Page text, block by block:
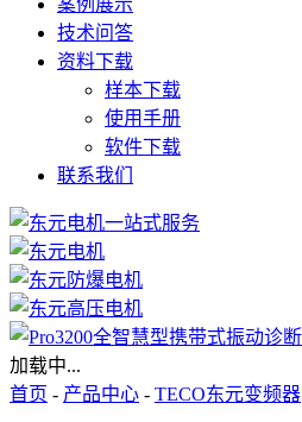
案例展示
技术问答
资料下载
样本下载
使用手册
软件下载
联系我们
加载中...
首页 - 产品中心 - TECO东元变频器